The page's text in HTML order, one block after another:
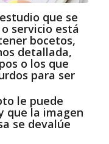
que se
servicio está
bocetos,
detallada,
o los que
para ser
le puede
que la imagen
se devalúe